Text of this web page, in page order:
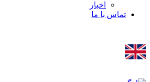
اخبار
تماس با ما